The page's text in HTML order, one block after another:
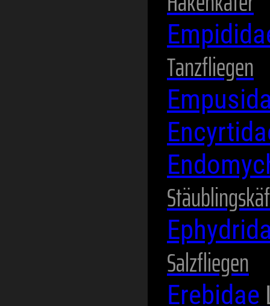
Tanzfliegen
Salzfliegen
Erebidae